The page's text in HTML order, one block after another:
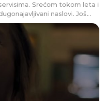
Srećom tokom leta i
početkom jeseni očekuju nas dugonajavljivani naslovi. Još...